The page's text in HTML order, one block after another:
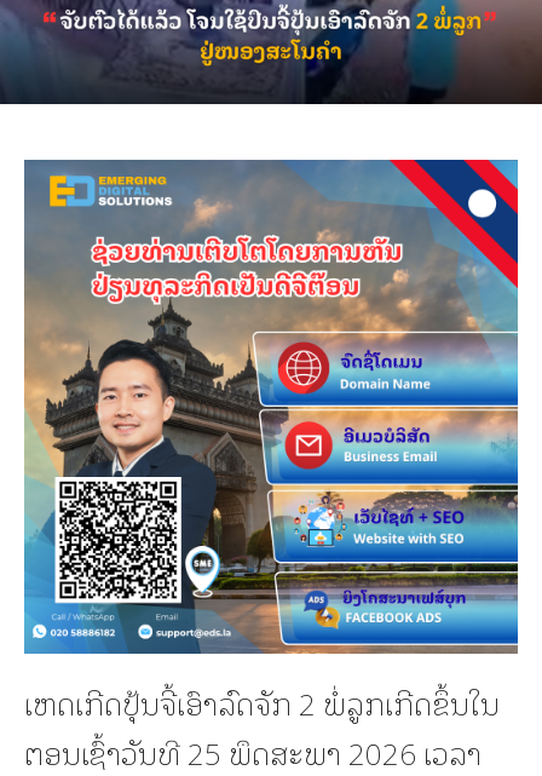
ເຫດເກີດປຸ້ນຈີ້ເອົາລົດຈັກ 2 ພໍ່ລູກເກີດຂຶ້ນໃນ
ຕອນເຊົ້າວັນທີ 25 ພຶດສະພາ 2026 ເວລາ